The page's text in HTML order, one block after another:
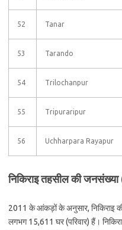
52 Tanar
53 Tarando
54 Trilochanpur
55 Tripuraripur
56 Uchharpara Rayapur
निकिराइ तहसील की
2011 के आंकड़ों के अनुसार, निकिराइ
लगभग 15,611 घर (परिवार) हैं।